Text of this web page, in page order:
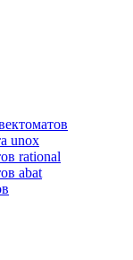
unox
rational
abat